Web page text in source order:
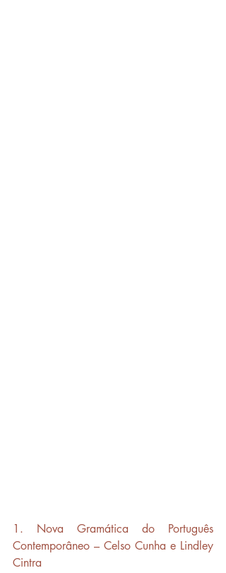
1. Nova Gramática do Português
Contemporâneo – Celso Cunha e Lindley
Cintra